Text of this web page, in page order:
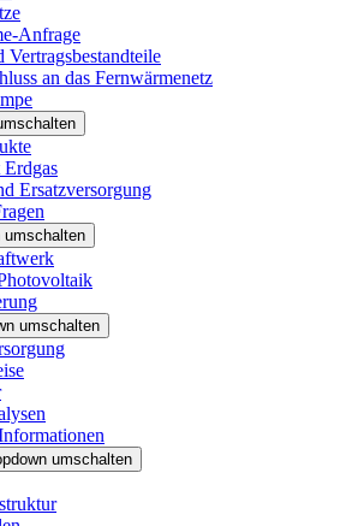
Anfrage
Vertragsbestandteile
an das Fernwärmenetz
Ersatzversorgung
umschalten
umschalten
umschalten